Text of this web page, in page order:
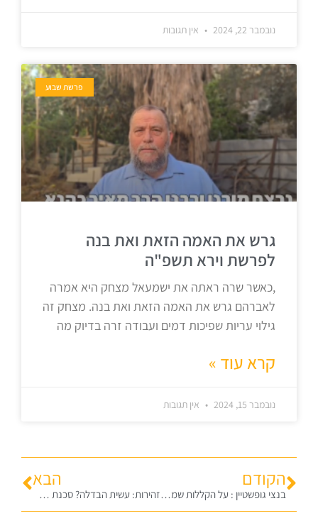
נובמבר 22, 2024 אין תגובות
פרשת שבוע
גרש את האמה הזאת ואת בנה
לפרשת וירא תשפ"ה
,כאשר שרה ראתה את ישמעאל מצחק היא אמרה
לאברהם גרש את האמה הזאת ואת בנה. מצחק זה
גילוי עריות שפיכות דמים ועבודה זרה בדיוק מה
קרא עוד »
נובמבר 15, 2024 אין תגובות
הקודם
בנצי גופשטיין : על הקללות שמתקיימות בדורינו לפרשת כי תבוא תשע"ט
הבא
זהירות: עשית הבדלה? סכנת מעצר!